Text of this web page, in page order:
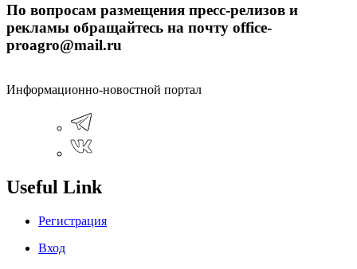
По вопросам размещения пресс-релизов и
рекламы обращайтесь на почту office-
proagro@mail.ru
Информационно-новостной портал
Useful Link
Регистрация
Вход